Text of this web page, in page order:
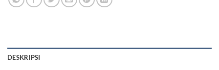
DESKRIPSI